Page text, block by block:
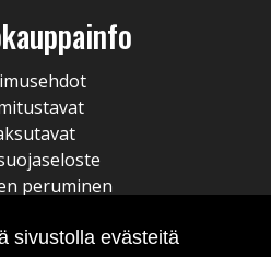
peruminen
sivustolla evästeitä